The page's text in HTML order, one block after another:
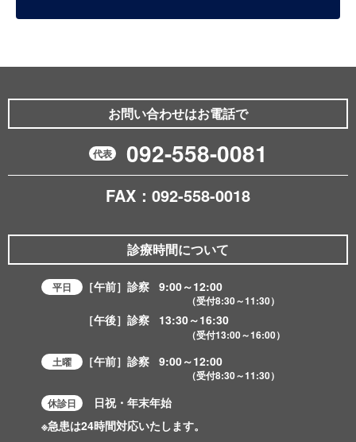
お問い合わせはお電話で
代表 092-558-0081
FAX：092-558-0018
診療時間について
平日 ［午前］診察 9:00～12:00
（受付8:30～11:30）
［午後］診察 13:30～16:30
（受付13:00～16:00）
土曜
［午前］診察 9:00～12:00
（受付8:30～11:30）
休診日
日祝・年末年始
※急患は24時間対応いたします。